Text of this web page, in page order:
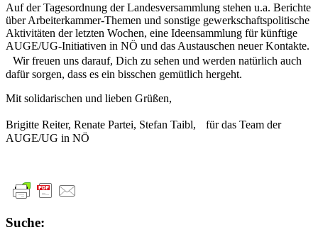
Auf der Tagesordnung der Landesversammlung stehen u.a. Berichte
über Arbeiterkammer-Themen und sonstige gewerkschaftspolitische
Aktivitäten der letzten Wochen, eine Ideensammlung für künftige
AUGE/UG-Initiativen in NÖ und das Austauschen neuer Kontakte.
Wir freuen uns darauf, Dich zu sehen und werden natürlich auch
dafür sorgen, dass es ein bisschen gemütlich hergeht.
Mit solidarischen und lieben Grüßen,
Brigitte Reiter, Renate Partei, Stefan Taibl, für das Team der
AUGE/UG in NÖ
Suche: